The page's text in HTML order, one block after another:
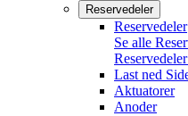
Reservedeler
Reservedeler
Se alle
Reservedeler
Last ned
Aktuatorer
Anoder